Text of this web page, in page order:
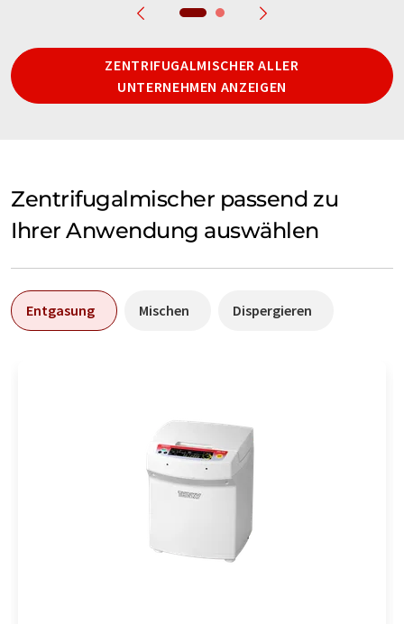
ZENTRIFUGALMISCHER ALLER
UNTERNEHMEN ANZEIGEN
Zentrifugalmischer passend zu
Ihrer Anwendung auswählen
Entgasung Mischen Dispergieren